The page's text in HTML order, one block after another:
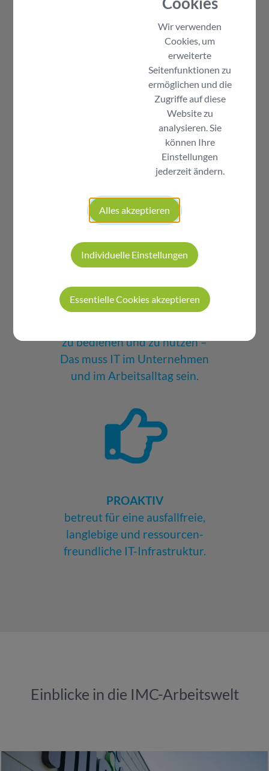
geschützt gegen Cyber-
Umweltbedrohungen.
zu bedienen und zu nutzen –
Das muss IT im Unternehmen
und im Arbeitsalltag sein.
PROAKTIV
betreut für eine ausfallfreie,
langlebige und ressourcen-
freundliche IT-Infrastruktur.
Einblicke in die IMC-Arbeitswelt
Wir verwenden
Cookies, um
erweiterte
Seitenfunktionen zu
ermöglichen und die
Zugriffe auf diese
Website zu
analysieren. Sie
können Ihre
Einstellungen
jederzeit ändern.
Alles akzeptieren
Individuelle Einstellungen
Essentielle Cookies akzeptieren